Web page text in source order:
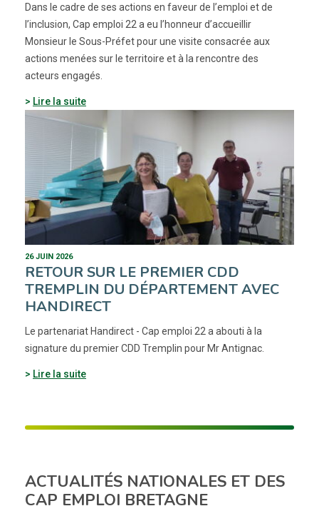
Dans le cadre de ses actions en faveur de l’emploi et de
l’inclusion, Cap emploi 22 a eu l’honneur d’accueillir
Monsieur le Sous-Préfet pour une visite consacrée aux
actions menées sur le territoire et à la rencontre des
acteurs engagés.
Lire la suite
26 JUIN 2026
RETOUR SUR LE PREMIER CDD
TREMPLIN DU DÉPARTEMENT AVEC
HANDIRECT
Le partenariat Handirect - Cap emploi 22 a abouti à la
signature du premier CDD Tremplin pour Mr Antignac.
Lire la suite
ACTUALITÉS NATIONALES ET DES
CAP EMPLOI BRETAGNE